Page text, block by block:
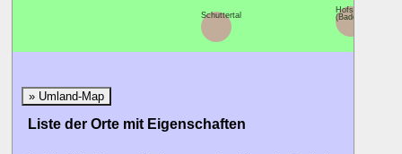
Hofstetten
(Baden)
Schuttertal
» Umland-Map
Liste der Orte mit Eigenschaften